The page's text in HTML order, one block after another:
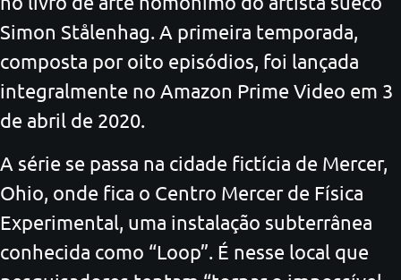
Simon Stålenhag. A primeira temporada,
composta por oito episódios, foi lançada
integralmente no Amazon Prime Video em 3
de abril de 2020.
A série se passa na cidade fictícia de Mercer,
Ohio, onde fica o Centro Mercer de Física
Experimental, uma instalação subterrânea
conhecida como “Loop”. É nesse local que